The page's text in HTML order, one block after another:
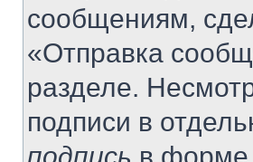
сообщениям,
«Отправка
разделе.
подписи в